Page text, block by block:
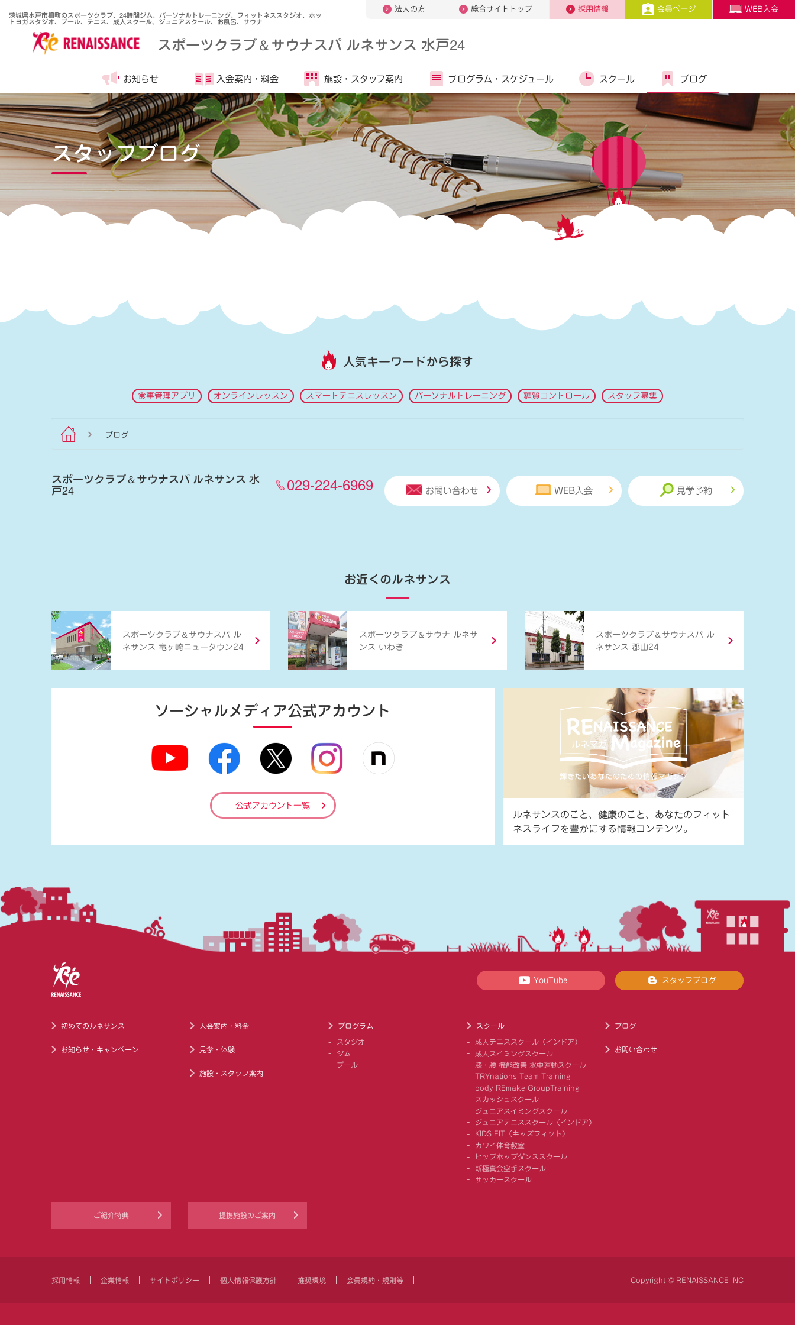
茨城県水戸市柵町のスポーツクラブ、24時間ジム、パーソナルトレーニング、フィットネススタジオ、ホッ
トヨガスタジオ、プール、テニス、成人スクール、ジュニアスクール、お風呂、サウナ
法人の方 総合サイトトップ 採用情報 会員ページ WEB入会
スポーツクラブ＆サウナスパ ルネサンス 水戸24
お知らせ 入会案内・ 料金 施設・ スタッフ案内 プログラム・ スケジュール スクール ブログ
スタッフブログ
人気キーワードから探す
食事管理アプリ オンラインレッスン スマートテニスレッスン パーソナルトレーニング 糖質コントロール スタッフ募集
ブログ
スポーツクラブ＆サウナスパ ルネサンス 水
戸24 029-224-6969 お問い合わせ WEB入会 見学予約
お近くのルネサンス
スポーツクラブ ＆ サウナスパ ル
ネサンス 竜ヶ崎ニュータウン24
スポーツクラブ ＆ サウナ ルネサ
ンス いわき
スポーツクラブ ＆ サウナスパ ル
ネサンス 郡山24
ソーシャルメディア公式アカウント
公式アカウント一覧
ルネサンスのこと、健康のこと、あなたのフィット
ネスライフを豊かにする情報コンテンツ。
YouTube スタッフブログ
初めてのルネサンス
お知らせ・キャンペーン
入会案内・料金
見学・体験
施設・スタッフ案内
プログラム
スタジオ
ジム
プール
スクール
成人テニススクール（インドア）
成人スイミングスクール
膝・腰 機能改善 水中運動スクール
TRYnations Team Training
body REmake GroupTraining
スカッシュスクール
ジュニアスイミングスクール
ジュニアテニススクール（インドア）
KIDS FIT（キッズフィット）
カワイ体育教室
ヒップホップダンススクール
新極真会空手スクール
サッカースクール
ブログ
お問い合わせ
ご紹介特典 提携施設のご案内
採用情報 企業情報 サイトポリシー 個人情報保護方針 推奨環境 会員規約・規則等 Copyright © RENAISSANCE INC